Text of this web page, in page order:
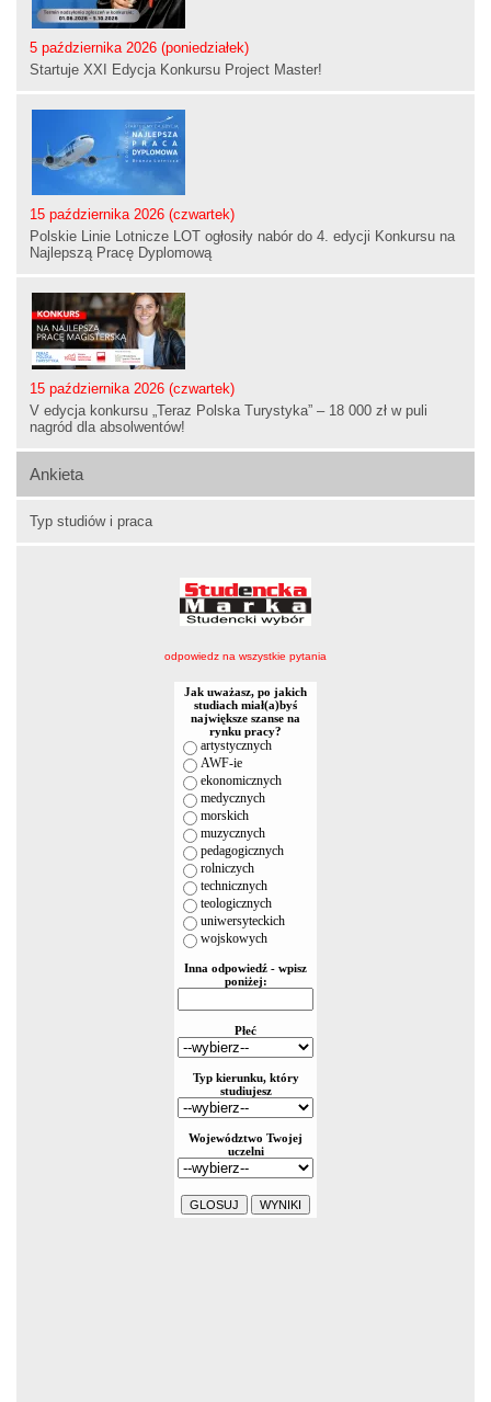
5 października 2026 (poniedziałek)
Startuje XXI Edycja Konkursu Project Master!
15 października 2026 (czwartek)
Polskie Linie Lotnicze LOT ogłosiły nabór do 4. edycji Konkursu na
Najlepszą Pracę Dyplomową
15 października 2026 (czwartek)
V edycja konkursu „Teraz Polska Turystyka” – 18 000 zł w puli
nagród dla absolwentów!
Ankieta
Typ studiów i praca
odpowiedz na wszystkie pytania